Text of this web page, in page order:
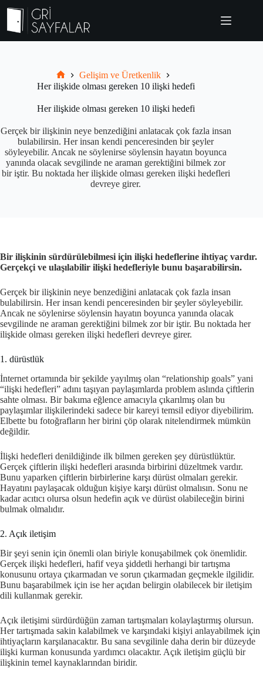
content
Grisayfalar.com
Gelişim ve Üretkenlik
Her ilişkide olması gereken 10 ilişki hedefi
Her ilişkide olması gereken 10 ilişki hedefi
Gerçek bir ilişkinin neye benzediğini anlatacak çok fazla insan
bulabilirsin. Her insan kendi penceresinden bir şeyler
söyleyebilir. Ancak ne söylenirse söylensin hayatın boyunca
yanında olacak sevgilinde ne araman gerektiğini bilmek zor
bir iştir. Bu noktada her ilişkide olması gereken ilişki hedefleri
devreye girer.
Bir ilişkinin sürdürülebilmesi için ilişki hedeflerine ihtiyaç vardır.
Gerçekçi ve ulaşılabilir ilişki hedefleriyle bunu başarabilirsin.
Gerçek bir ilişkinin neye benzediğini anlatacak çok fazla insan
bulabilirsin. Her insan kendi penceresinden bir şeyler söyleyebilir.
Ancak ne söylenirse söylensin hayatın boyunca yanında olacak
sevgilinde ne araman gerektiğini bilmek zor bir iştir. Bu noktada her
ilişkide olması gereken ilişki hedefleri devreye girer.
1. dürüstlük
İnternet ortamında bir şekilde yayılmış olan “relationship goals” yani
“ilişki hedefleri” adını taşıyan paylaşımlarda problem aslında çiftlerin
sahte olması. Bir bakıma eğlence amacıyla çıkarılmış olan bu
paylaşımlar ilişkilerindeki sadece bir kareyi temsil ediyor diyebilirim.
Elbette bu fotoğrafların her birini çöp olarak nitelendirmek mümkün
değildir.
İlişki hedefleri denildiğinde ilk bilmen gereken şey dürüstlüktür.
Gerçek çiftlerin ilişki hedefleri arasında birbirini düzeltmek vardır.
Bunu yaparken çiftlerin birbirlerine karşı dürüst olmaları gerekir.
Hayatını paylaşacak olduğun kişiye karşı dürüst olmalısın. Sonu ne
kadar acıtıcı olursa olsun hedefin açık ve dürüst olabileceğin birini
bulmak olmalıdır.
2. Açık iletişim
Bir şeyi senin için önemli olan biriyle konuşabilmek çok önemlidir.
Gerçek ilişki hedefleri, hafif veya şiddetli herhangi bir tartışma
konusunu ortaya çıkarmadan ve sorun çıkarmadan geçmekle ilgilidir.
Bunu başarabilmek için ise her açıdan belirgin olabilecek bir iletişim
dili kullanmak gerekir.
Açık iletişimi sürdürdüğün zaman tartışmaları kolaylaştırmış olursun.
Her tartışmada sakin kalabilmek ve karşındaki kişiyi anlayabilmek için
ihtiyaçların karşılanacaktır. Bu sana sevgilinle daha derin bir düzeyde
ilişki kurman konusunda yardımcı olacaktır. Açık iletişim güçlü bir
ilişkinin temel kaynaklarından biridir.